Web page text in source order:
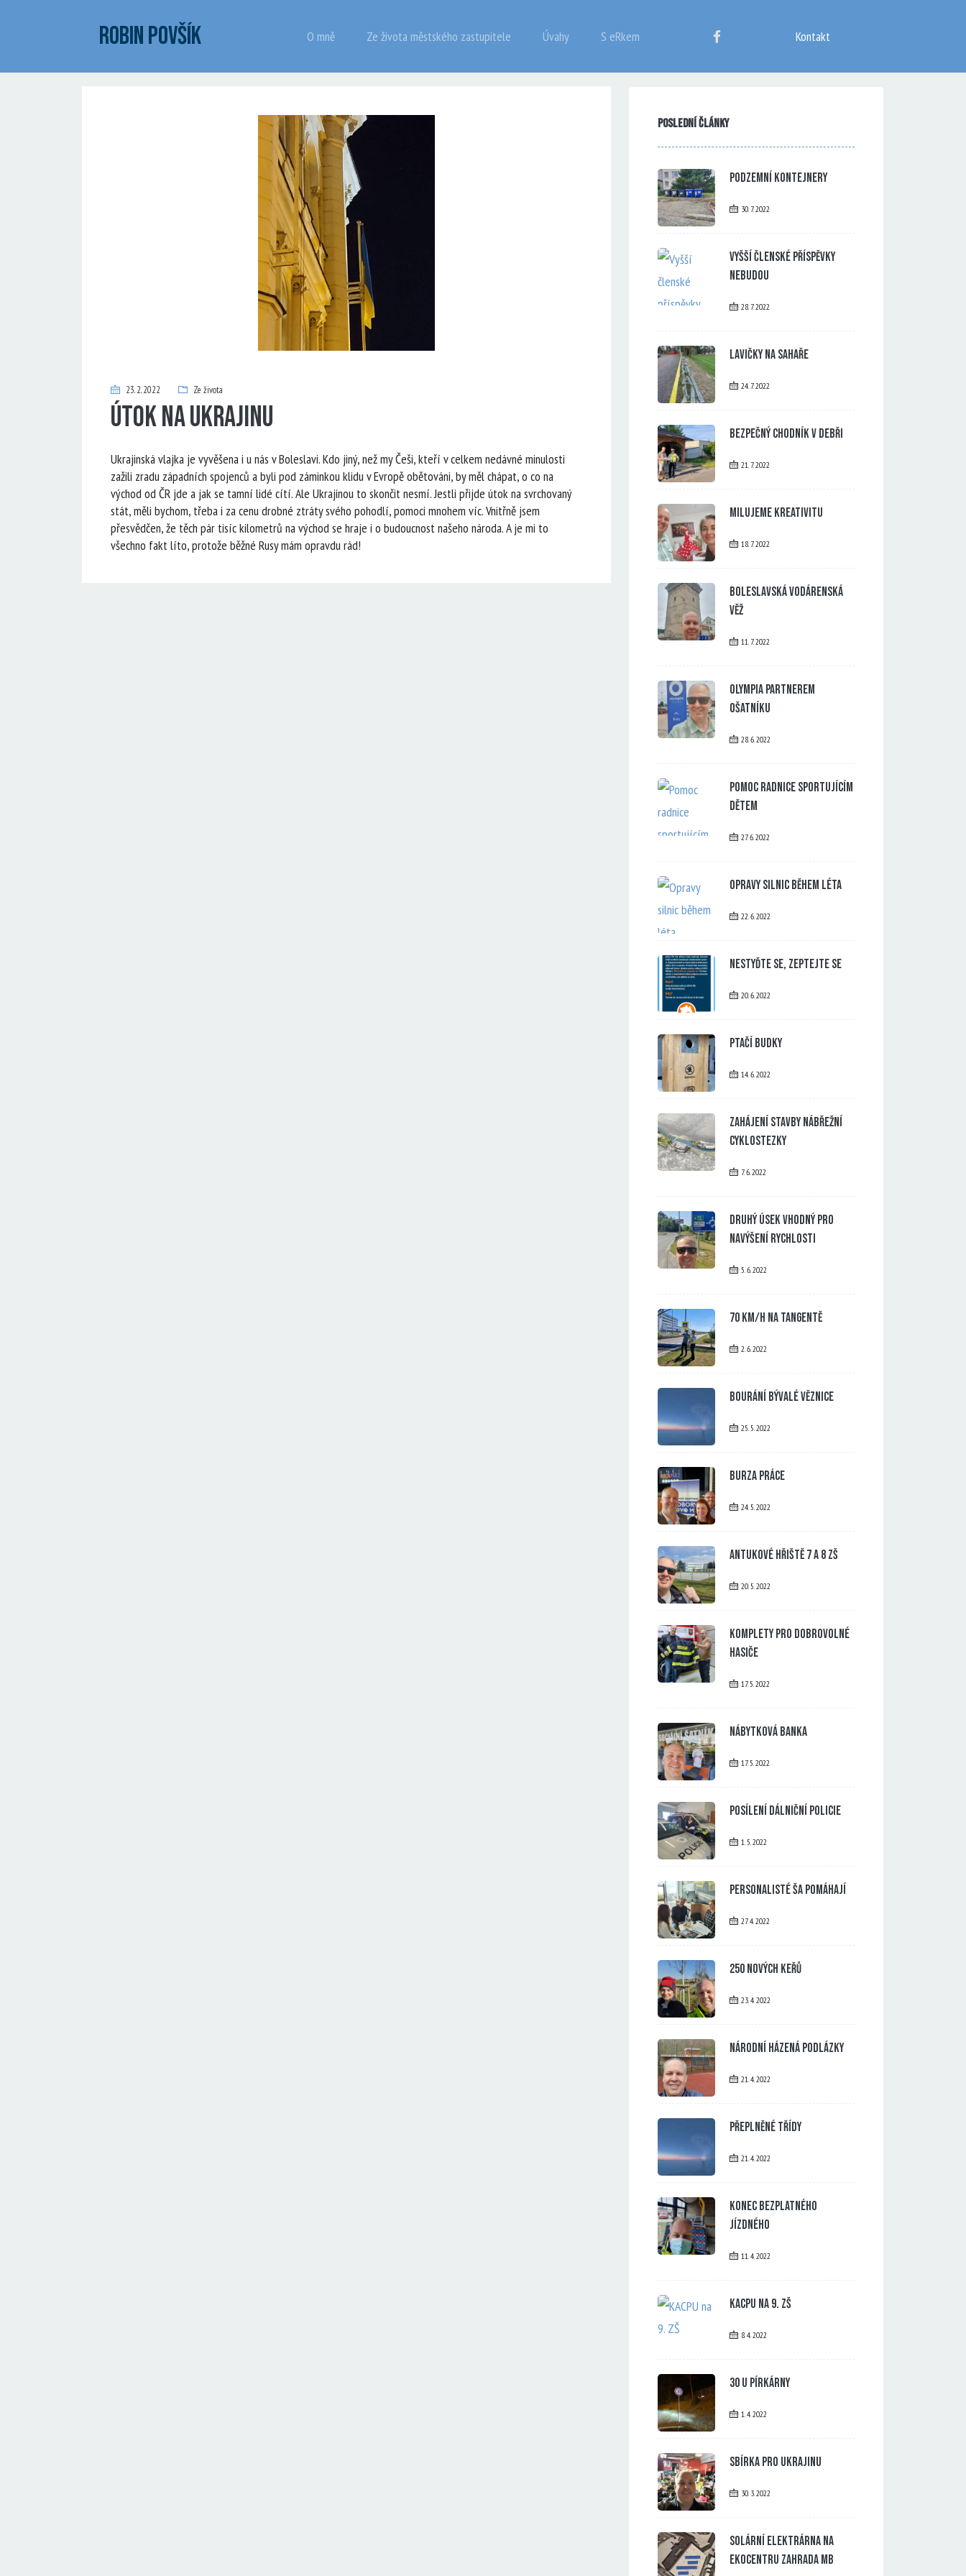
ROBIN POVŠÍK O mně Ze života městského zastupitele Úvahy S eRkem Kontakt
23. 2. 2022 Ze života
Útok na Ukrajinu
Ukrajinská vlajka je vyvěšena i u nás v Boleslavi. Kdo jiný, než my Češi, kteří v celkem nedávné minulosti
zažili zradu západních spojenců a byli pod záminkou klidu v Evropě obětováni, by měl chápat, o co na
východ od ČR jde a jak se tamní lidé cítí. Ale Ukrajinou to skončit nesmí. Jestli přijde útok na svrchovaný
stát, měli bychom, třeba i za cenu drobné ztráty svého pohodlí, pomoci mnohem víc. Vnitřně jsem
přesvědčen, že těch pár tisíc kilometrů na východ se hraje i o budoucnost našeho národa. A je mi to
všechno fakt líto, protože běžné Rusy mám opravdu rád!
Poslední články
Podzemní kontejnery
30. 7. 2022
Vyšší členské příspěvky
nebudou
28. 7. 2022
Lavičky na Sahaře
24. 7. 2022
Bezpečný chodník v Debři
21. 7. 2022
Milujeme kreativitu
18. 7. 2022
Boleslavská vodárenská
věž
11. 7. 2022
Olympia partnerem
Ošatníku
28. 6. 2022
Pomoc radnice sportujícím
dětem
27. 6. 2022
Opravy silnic během léta
22. 6. 2022
Nestyďte se, zeptejte se
20. 6. 2022
Ptačí budky
14. 6. 2022
Zahájení stavby nábřežní
cyklostezky
7. 6. 2022
Druhý úsek vhodný pro
navýšení rychlosti
5. 6. 2022
70 km/h na tangentě
2. 6. 2022
Bourání bývalé věznice
25. 5. 2022
Burza práce
24. 5. 2022
Antukové hřiště 7 a 8 ZŠ
20. 5. 2022
Komplety pro dobrovolné
hasiče
17. 5. 2022
Nábytková banka
17. 5. 2022
Posílení dálniční policie
1. 5. 2022
Personalisté ŠA pomáhají
27. 4. 2022
250 nových keřů
23. 4. 2022
Národní házená Podlázky
21. 4. 2022
Přeplněné třídy
21. 4. 2022
Konec bezplatného
jízdného
11. 4. 2022
KACPU na 9. ZŠ
8. 4. 2022
30 u Pírkárny
1. 4. 2022
Sbírka pro Ukrajinu
30. 3. 2022
Solární elektrárna na
Ekocentru Zahrada MB